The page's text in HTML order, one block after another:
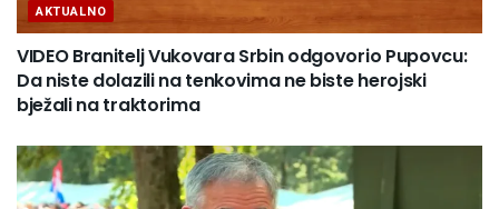
AKTUALNO
VIDEO Branitelj Vukovara Srbin odgovorio Pupovcu:
Da niste dolazili na tenkovima ne biste herojski
bježali na traktorima